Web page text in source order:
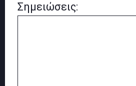
Σημειώσεις: